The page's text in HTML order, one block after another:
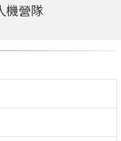
機營隊